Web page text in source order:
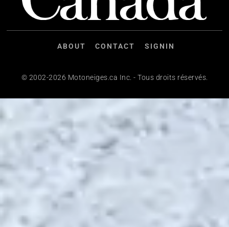
ABOUT CONTACT SIGNIN
© 2002-2026 Motoneiges.ca Inc. - Tous droits réservés.